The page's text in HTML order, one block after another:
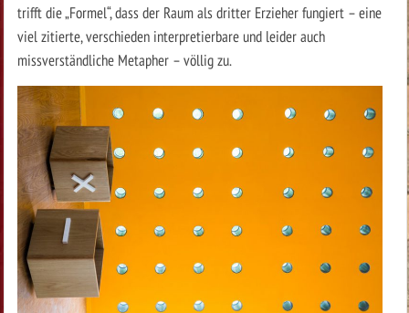
trifft die „Formel“, dass der Raum als dritter Erzieher fungiert – eine
viel zitierte, verschieden interpretierbare und leider auch
missverständliche Metapher – völlig zu.